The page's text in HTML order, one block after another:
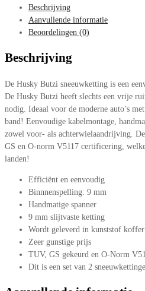
Beschrijving
Aanvullende informatie
Beoordelingen (0)
Beschrijving
De Husky Butzi sneeuwketting is een
De Husky Butzi heeft slechts een vrije
nodig. Ideaal voor de moderne auto’s
band! Eenvoudige kabelmontage,
zowel voor- als achterwielaandrijving.
GS en O-norm V5117 certificering,
landen!
Efficiënt en eenvoudig
Binnnenspelling: 9 mm
Handmatige spanner
9 mm slijtvaste ketting
Wordt geleverd in kunststof koffer
Zeer gunstige prijs
TUV, GS gekeurd en O-Norm
Dit is een set van 2